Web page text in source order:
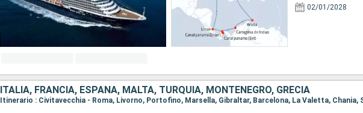
02/01/2028
ITALIA, FRANCIA, ESPAÑA, MALTA, TURQUÍA, MONTENEGRO, GRECIA